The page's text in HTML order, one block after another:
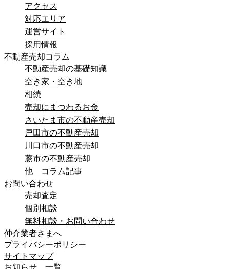
アクセス
対応エリア
運営サイト
採用情報
不動産売却コラム
不動産売却の基礎知識
空き家・空き地
相続
売却にまつわるお金
さいたま市の不動産売却
戸田市の不動産売却
川口市の不動産売却
蕨市の不動産売却
他 コラム記事
お問い合わせ
売却査定
個別相談
無料相談・お問い合わせ
仲介業者さまへ
プライバシーポリシー
サイトマップ